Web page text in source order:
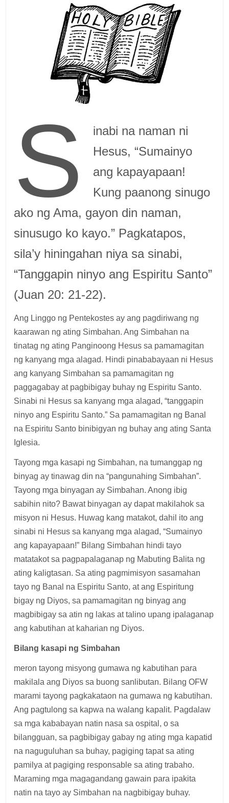
S
inabi na naman ni
Hesus, “Sumainyo
ang kapayapaan!
Kung paanong sinugo
ako ng Ama, gayon din naman,
sinusugo ko kayo.” Pagkatapos,
sila’y hiningahan niya sa sinabi,
“Tanggapin ninyo ang Espiritu Santo”
(Juan 20: 21-22).
Ang Linggo ng Pentekostes ay ang pagdiriwang ng
kaarawan ng ating Simbahan. Ang Simbahan na
tinatag ng ating Panginoong Hesus sa pamamagitan
ng kanyang mga alagad. Hindi pinababayaan ni Hesus
ang kanyang Simbahan sa pamamagitan ng
paggagabay at pagbibigay buhay ng Espiritu Santo.
Sinabi ni Hesus sa kanyang mga alagad, “tanggapin
ninyo ang Espiritu Santo.” Sa pamamagitan ng Banal
na Espiritu Santo binibigyan ng buhay ang ating Santa
Iglesia.
Tayong mga kasapi ng Simbahan, na tumanggap ng
binyag ay tinawag din na “pangunahing Simbahan”.
Tayong mga binyagan ay Simbahan. Anong ibig
sabihin nito? Bawat binyagan ay dapat makilahok sa
misyon ni Hesus. Huwag kang matakot, dahil ito ang
sinabi ni Hesus sa kanyang mga alagad, “Sumainyo
ang kapayapaan!” Bilang Simbahan hindi tayo
matatakot sa pagpapalaganap ng Mabuting Balita ng
ating kaligtasan. Sa ating pagmimisyon sasamahan
tayo ng Banal na Espiritu Santo, at ang Espiritung
bigay ng Diyos, sa pamamagitan ng binyag ang
magbibigay sa atin ng lakas at talino upang ipalaganap
ang kabutihan at kaharian ng Diyos.
Bilang kasapi ng Simbahan
meron tayong misyong gumawa ng kabutihan para
makilala ang Diyos sa buong sanlibutan. Bilang OFW
marami tayong pagkakataon na gumawa ng kabutihan.
Ang pagtulong sa kapwa na walang kapalit. Pagdalaw
sa mga kababayan natin nasa sa ospital, o sa
bilangguan, sa pagbibigay gabay ng ating mga kapatid
na naguguluhan sa buhay, pagiging tapat sa ating
pamilya at pagiging responsable sa ating trabaho.
Maraming mga magagandang gawain para ipakita
natin na tayo ay Simbahan na nagbibigay buhay.